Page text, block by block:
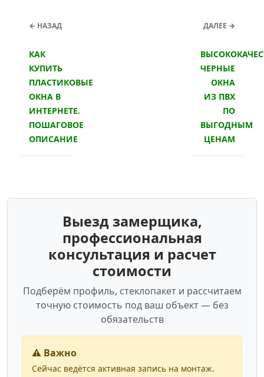
← НАЗАД
КАК
КУПИТЬ
ПЛАСТИКОВЫЕ
ОКНА В
ИНТЕРНЕТЕ.
ПОШАГОВОЕ
ОПИСАНИЕ
ДАЛЕЕ →
ЧЕРНЫЕ
ОКНА
ИЗ ПВХ
ПО
ВЫГОДНЫМ
ЦЕНАМ
Выезд замерщика,
профессиональная
консультация и расчет
стоимости
Подберём профиль, стеклопакет и рассчитаем
точную стоимость под ваш объект — без
обязательств
⚠️ Важно
Сейчас ведётся активная запись на монтаж.